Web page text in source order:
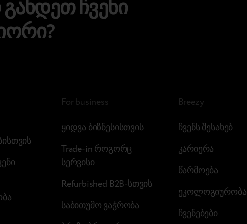
ჩვენი
For business
ყიდვა ბიზნესისთვის
Trade-in როგორც
სერვისი
Refurbished B2B-სთვის
საბითუმო ვაჭრობა
Breezy
ჩვენს შესახებ
კარიერა
წარმოება
ეკოლოგიურობა
ჩვენებები